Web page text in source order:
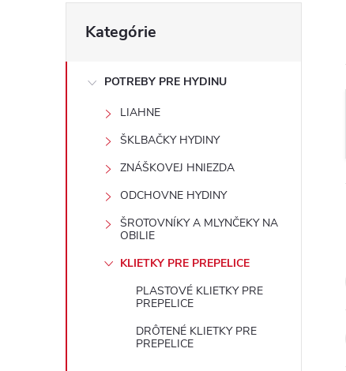
o
kategórie
Kategórie
POTREBY PRE HYDINU
LIAHNE
ŠKLBAČKY HYDINY
ZNÁŠKOVEJ HNIEZDA
ODCHOVNE HYDINY
ŠROTOVNÍKY A MLYNČEKY NA
OBILIE
KLIETKY PRE PREPELICE
PLASTOVÉ KLIETKY PRE
PREPELICE
DRÔTENÉ KLIETKY PRE
PREPELICE